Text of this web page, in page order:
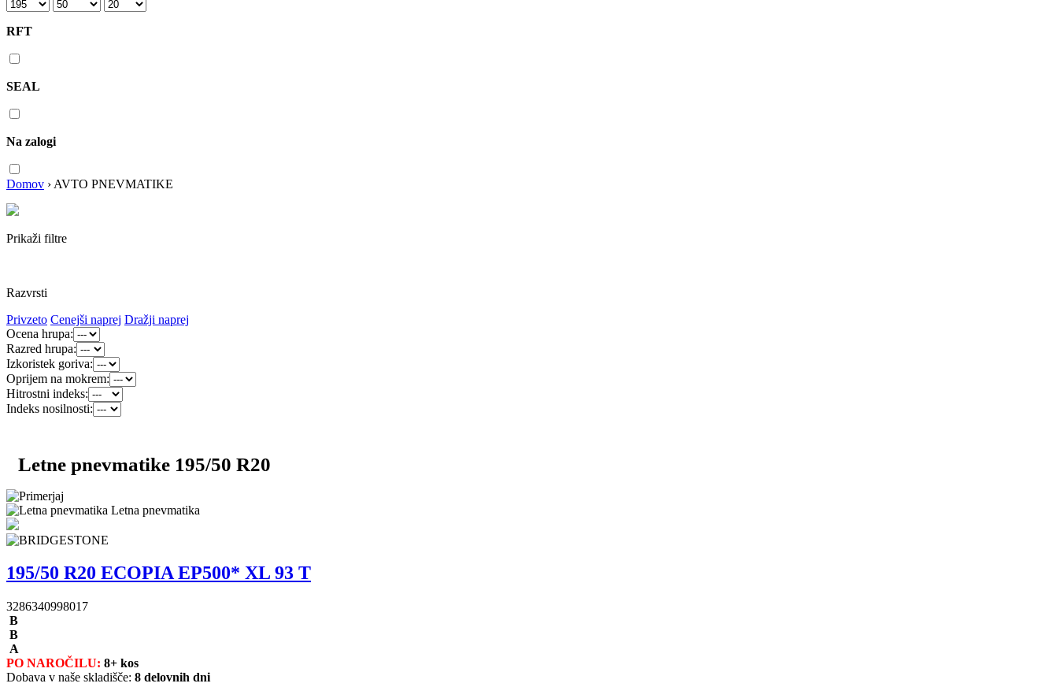
RFT
SEAL
Na zalogi
Domov › AVTO PNEVMATIKE
Prikaži filtre
Razvrsti
Privzeto Cenejši naprej Dražji naprej
Ocena hrupa:
Razred hrupa:
Izkoristek goriva:
Oprijem na mokrem:
Hitrostni indeks:
Indeks nosilnosti:
Letne pnevmatike 195/50 R20
Letna pnevmatika
195/50 R20 ECOPIA EP500* XL 93 T
3286340998017
B
B
A
PO NAROČILU: 8+ kos
Dobava v naše skladišče: 8 delovnih dni